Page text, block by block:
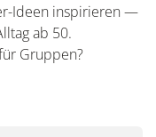
Ideen inspirieren —
ab 50.
Gruppen?